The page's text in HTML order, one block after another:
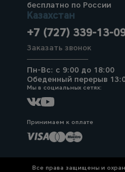
бесплатно по России
Казахстан
+7 (727) 339-13-
Заказать звонок
Пн-Вс: с 9:00 до 18:00
Обеденный перерыв
Мы в социальных сетях:
Принимаем к оплате
Все права защищены и